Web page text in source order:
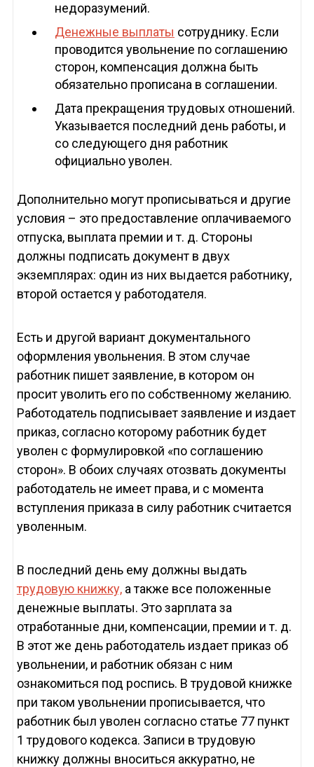
недоразумений.
Денежные выплаты сотруднику. Если
проводится увольнение по соглашению
сторон, компенсация должна быть
обязательно прописана в соглашении.
Дата прекращения трудовых отношений.
Указывается последний день работы, и
со следующего дня работник
официально уволен.
Дополнительно могут прописываться и другие
условия – это предоставление оплачиваемого
отпуска, выплата премии и т. д. Стороны
должны подписать документ в двух
экземплярах: один из них выдается работнику,
второй остается у работодателя.
Есть и другой вариант документального
оформления увольнения. В этом случае
работник пишет заявление, в котором он
просит уволить его по собственному желанию.
Работодатель подписывает заявление и издает
приказ, согласно которому работник будет
уволен с формулировкой «по соглашению
сторон». В обоих случаях отозвать документы
работодатель не имеет права, и с момента
вступления приказа в силу работник считается
уволенным.
В последний день ему должны выдать
трудовую книжку,а также все положенные
денежные выплаты. Это зарплата за
отработанные дни, компенсации, премии и т. д.
В этот же день работодатель издает приказ об
увольнении, и работник обязан с ним
ознакомиться под роспись. В трудовой книжке
при таком увольнении прописывается, что
работник был уволен согласно статье 77 пункт
1 трудового кодекса. Записи в трудовую
книжку должны вноситься аккуратно, не